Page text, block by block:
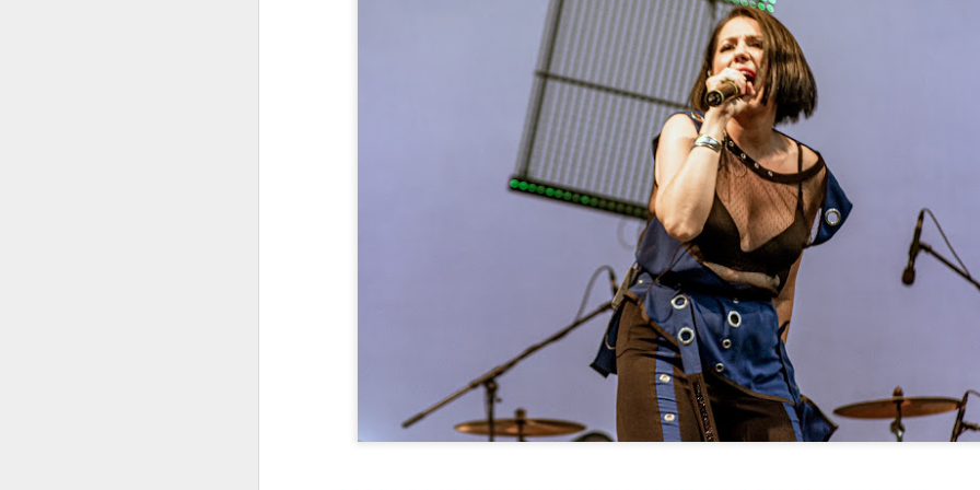
Od samog početka, publika je bila oduševljena.
Matteo Bocelli očarat će Opatiju 2. srpnja.2024 na
ljetnoj pozornici
Ne propustite jedinstvenu priliku da uživo vidite Mattea Bocellija,
talentiranog pjevača i skladatelja, sina legendarnog Andrea Bocellija, u
Opatiji! Matteo Bocelli, odrastajući uz svog slavnog oca, bio je okružen
zvucima klasične glazbe i hitovima legendi poput Franka Sinatre i
Whitney Houston. Glazbeno obrazovanje započeo je u ranom
djetinjstvu, pohađajući pjevanje i klavir na prestižnom Glazbenom
Matteo će nastupiti na Ljetnoj pozornici 2. srpnja 2024.
Josipa Lisac oduševila Opatiju na koncertu
obilježavanja 50 godina "Dnevnika jedne ljubavi"
Opatija, 22. lipnja 2024. - Legenda hrvatske glazbene scene, Josipa
Lisac, održala je nezaboravan koncert u Opatiji u petak, 21. lipnja 2024.
godine. Koncert je bio dio turneje obilježavanja 50 godina od izlaska
njenog kultnog albuma "Dnevnik jedne ljubavi".